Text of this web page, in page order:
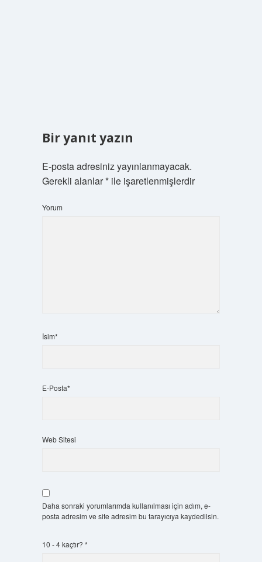
Bir yanıt yazın
E-posta adresiniz yayınlanmayacak.
Gerekli alanlar*ile işaretlenmişlerdir
Yorum
İsim*
E-Posta*
Web Sitesi
Daha sonraki yorumlarımda kullanılması için adım, e-
posta adresim ve site adresim bu tarayıcıya kaydedilsin.
10 - 4 kaçtır? *